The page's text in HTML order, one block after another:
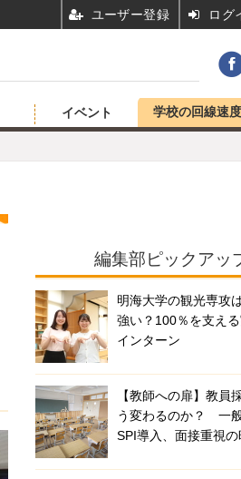
イベント 学校の回線速
編集部ピックアッ
明海大学の観光専攻
強い？100％を支え
インターン
【教師への扉】教員
う変わるのか？ 一
SPI導入、面接重視の
ユーザー登録 ログ